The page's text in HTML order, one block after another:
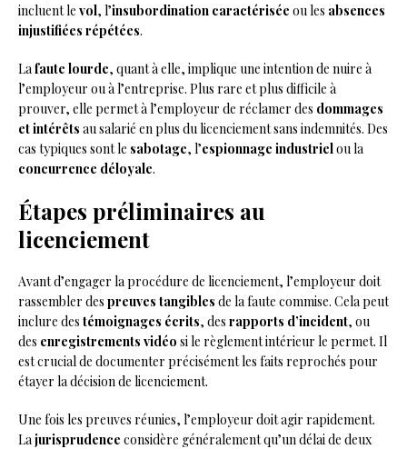
incluent le vol, l’insubordination caractérisée ou les absences
injustifiées répétées.
La faute lourde, quant à elle, implique une intention de nuire à
l’employeur ou à l’entreprise. Plus rare et plus difficile à
prouver, elle permet à l’employeur de réclamer des dommages
et intérêts au salarié en plus du licenciement sans indemnités. Des
cas typiques sont le sabotage, l’espionnage industrielou la
concurrence déloyale.
Étapes préliminaires au
licenciement
Avant d’engager la procédure de licenciement, l’employeur doit
rassembler des preuves tangibles de la faute commise. Cela peut
inclure des témoignages écrits, des rapports d’incident, ou
des enregistrements vidéo si le règlement intérieur le permet. Il
est crucial de documenter précisément les faits reprochés pour
étayer la décision de licenciement.
Une fois les preuves réunies, l’employeur doit agir rapidement.
La jurisprudence considère généralement qu’un délai de deux